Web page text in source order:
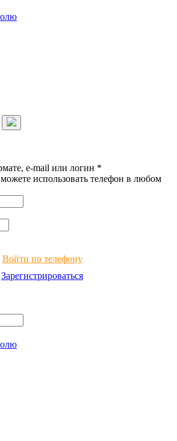
e-mail или логин *
использовать телефон в любом
Войти по телефону
Зарегистрироваться